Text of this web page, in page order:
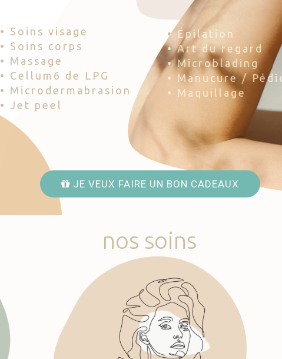
• Soins visage
• Soins corps
• Massage
• Cellum6 de LPG
• Microdermabrasion
• Jet peel
• Épilation
• Art du regard
• Microblading
• Manucure /
• Maquillage
JE VEUX FAIRE UN BON CADEAUX
nos soins